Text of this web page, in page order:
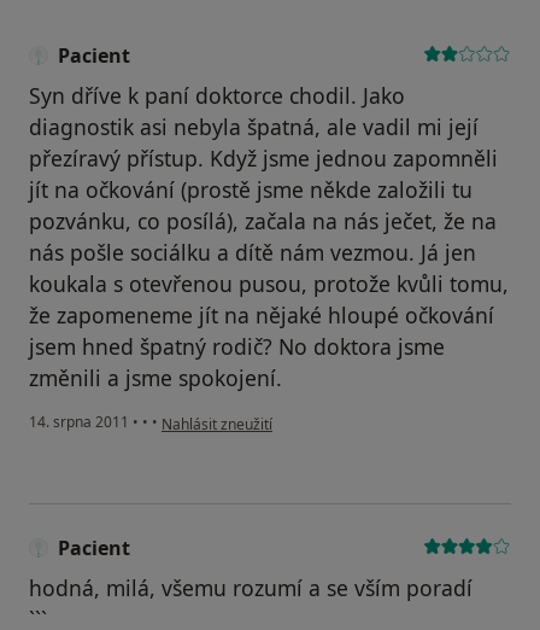
Pacient
Syn dříve k paní doktorce chodil. Jako
diagnostik asi nebyla špatná, ale vadil mi její
přezíravý přístup. Když jsme jednou zapomněli
jít na očkování (prostě jsme někde založili tu
pozvánku, co posílá), začala na nás ječet, že na
nás pošle sociálku a dítě nám vezmou. Já jen
koukala s otevřenou pusou, protože kvůli tomu,
že zapomeneme jít na nějaké hloupé očkování
jsem hned špatný rodič? No doktora jsme
změnili a jsme spokojení.
14. srpna 2011 • • • podle názoru uživatele Pacient
Nahlásit zneužití
Pacient
hodná, milá, všemu rozumí a se vším poradí
```